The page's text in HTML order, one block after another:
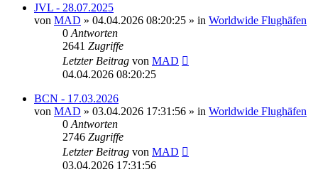
JVL - 28.07.2025
von MAD » 04.04.2026 08:20:25 » in Worldwide Flughäfen
0 Antworten
2641 Zugriffe
Letzter Beitrag von MAD
04.04.2026 08:20:25
BCN - 17.03.2026
von MAD » 03.04.2026 17:31:56 » in Worldwide Flughäfen
0 Antworten
2746 Zugriffe
Letzter Beitrag von MAD
03.04.2026 17:31:56